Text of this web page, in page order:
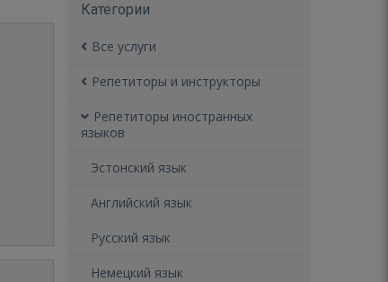
Категории
Все услуги
Репетиторы и инструкторы
Репетиторы иностранных
языков
Эстонский язык
Английский язык
Русский язык
Немецкий язык